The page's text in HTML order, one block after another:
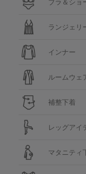
ブラ＆ショ
ランジェリ
インナー
ルームウェ
補整下着
レッグアイ
マタニティ